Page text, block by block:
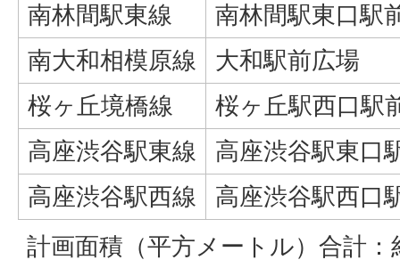
南林間駅東線
南林間駅東口駅
南大和相模原線
大和駅前広場
桜ヶ丘境橋線
桜ヶ丘駅西口駅
高座渋谷駅東線
高座渋谷駅東口
高座渋谷駅西線
高座渋谷駅西口
計画面積（平方メートル）合計：